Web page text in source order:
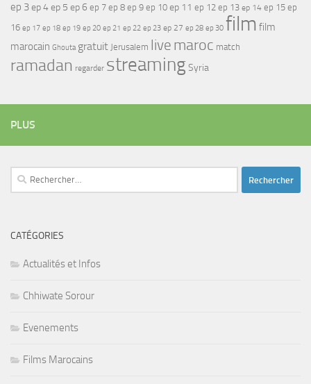
ep 3ep 4ep 5 ep 6 ep 7 ep 8 ep 9 ep 10 ep 11 ep 12 ep 13 ep 14 ep 15 ep
16 ep 17 ep 18 ep 19 ep 20 ep 21 ep 22 ep 23 ep 27 ep 28 ep 30 film film
marocain Ghouta gratuit Jerusalem live maroc match
ramadan regarder streamingSyria
PLUS
Rechercher :
CATÉGORIES
Actualités et Infos
Chhiwate Sorour
Evenements
Films Marocains